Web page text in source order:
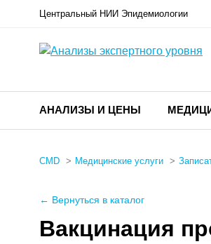
Центральный НИИ Эпидемиологии
АНАЛИЗЫ И ЦЕНЫ
CMD Медицинские услуги
← Вернуться в каталог
Вакцинация